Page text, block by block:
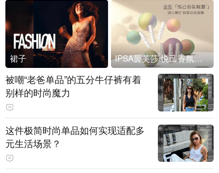
裙子 IPSA茵芙莎 悦己香氛凝露上市
被嘲“老爸单品”的五分牛仔裤有着
别样的时尚魔力
这件极简时尚单品如何实现适配多
元生活场景？